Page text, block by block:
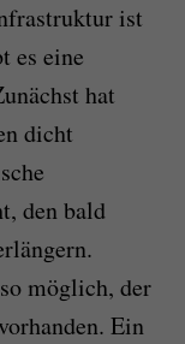
ist
es eine
hat
dicht
den bald
möglich, der
Ein